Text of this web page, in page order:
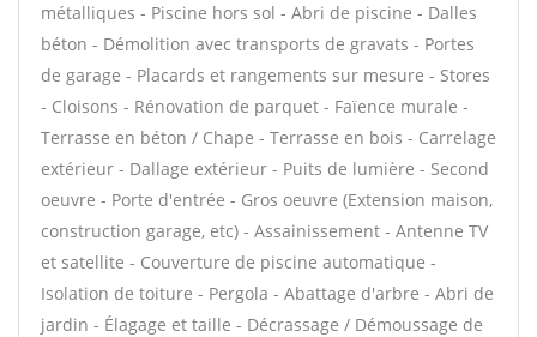
métalliques - Piscine hors sol - Abri de piscine - Dalles
béton - Démolition avec transports de gravats - Portes
de garage - Placards et rangements sur mesure - Stores
- Cloisons - Rénovation de parquet - Faïence murale -
Terrasse en béton / Chape - Terrasse en bois - Carrelage
extérieur - Dallage extérieur - Puits de lumière - Second
oeuvre - Porte d'entrée - Gros oeuvre (Extension maison,
construction garage, etc) - Assainissement - Antenne TV
et satellite - Couverture de piscine automatique -
Isolation de toiture - Pergola - Abattage d'arbre - Abri de
jardin - Élagage et taille - Décrassage / Démoussage de